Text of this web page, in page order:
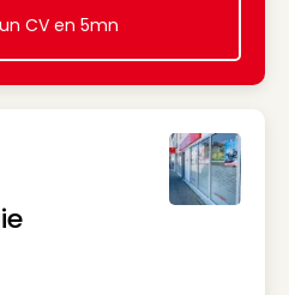
Icon decorative
CV en 5mn